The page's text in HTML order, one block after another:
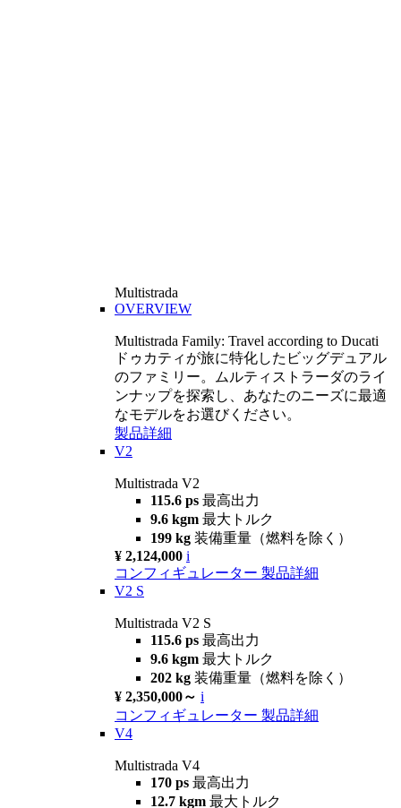
Multistrada
OVERVIEW
Multistrada Family: Travel according to Ducati
ドゥカティが旅に特化したビッグデュアル
のファミリー。ムルティストラーダのライ
ンナップを探索し、あなたのニーズに最適
なモデルをお選びください。
製品詳細
V2
Multistrada V2
115.6 ps 最高出力
9.6 kgm 最大トルク
199 kg 装備重量（燃料を除く）
¥ 2,124,000 i
コンフィギュレーター 製品詳細
V2 S
Multistrada V2 S
115.6 ps 最高出力
9.6 kgm 最大トルク
202 kg 装備重量（燃料を除く）
¥ 2,350,000～ i
コンフィギュレーター 製品詳細
V4
Multistrada V4
170 ps 最高出力
12.7 kgm 最大トルク